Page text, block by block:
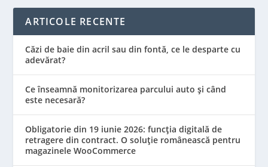
ARTICOLE RECENTE
Căzi de baie din acril sau din fontă, ce le desparte cu
adevărat?
Ce înseamnă monitorizarea parcului auto și când
este necesară?
Obligatorie din 19 iunie 2026: funcția digitală de
retragere din contract. O soluție românească pentru
magazinele WooCommerce